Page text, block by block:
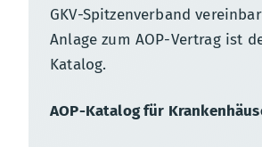
GKV-Spitzenverband
Anlage zum AOP-Vertrag ist
Katalog.
AOP-Katalog für